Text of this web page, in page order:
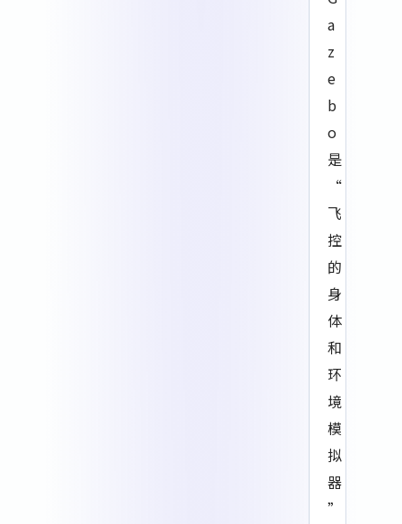
a
z
e
b
o
是
“
飞
控
的
身
体
和
环
境
模
拟
器
”